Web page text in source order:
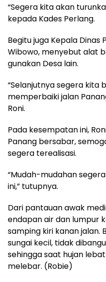
“Segera kita akan
kepada Kades Perlang.
Begitu juga Kepala Dinas
Wibowo, menyebut alat
gunakan Desa lain.
“Selanjutnya segera kita
memperbaiki jalan
Roni.
Pada kesempatan ini,
Panang bersabar,
segera terealisasi.
“Mudah-mudahan
ini,” tutupnya.
Dari pantauan awak
endapan air dan lumpur
samping kiri kanan jalan.
sungai kecil, tidak
sehingga saat hujan
melebar. (Robie)